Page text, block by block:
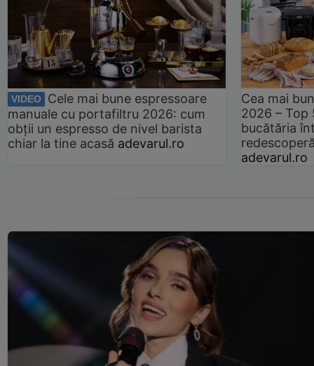
VIDEO
Cele mai bune espressoare
manuale cu portafiltru 2026: cum
obții un espresso de nivel barista
chiar la tine acasă adevarul.ro
Cea mai
2026 –
bucătăria
adevarul.ro